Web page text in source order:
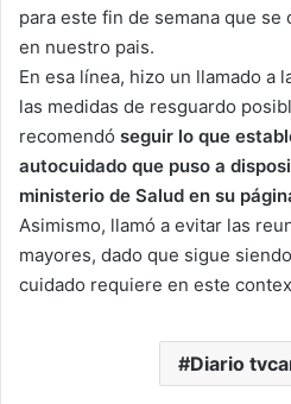
para este fin de semana que
en nuestro pais.
En esa línea, hizo un llamado a
las medidas de resguardo
recomendó seguir lo que
autocuidado que puso a
ministerio de Salud en su
Asimismo, llamó a evitar las
mayores, dado que sigue
cuidado requiere en este
Diario